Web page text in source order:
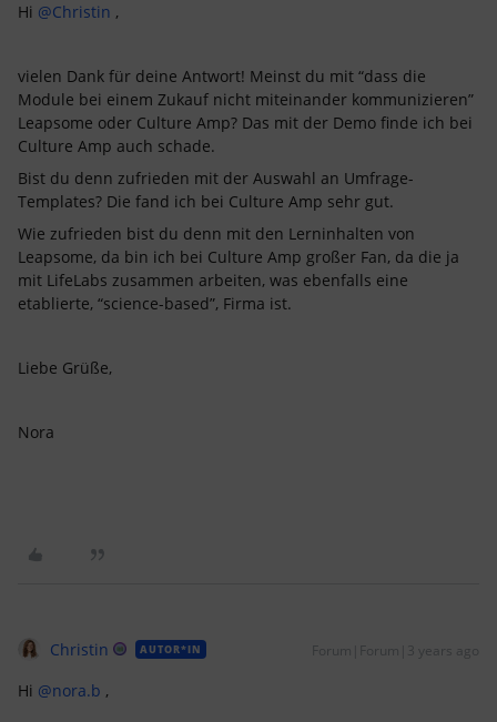
Hi @Christin ,
vielen Dank für deine Antwort! Meinst du mit “dass die
Module bei einem Zukauf nicht miteinander kommunizieren”
Leapsome oder Culture Amp? Das mit der Demo finde ich bei
Culture Amp auch schade.
Bist du denn zufrieden mit der Auswahl an Umfrage-
Templates? Die fand ich bei Culture Amp sehr gut.
Wie zufrieden bist du denn mit den Lerninhalten von
Leapsome, da bin ich bei Culture Amp großer Fan, da die ja
mit LifeLabs zusammen arbeiten, was ebenfalls eine
etablierte, “science-based”, Firma ist.
Liebe Grüße,
Nora
Christin AUTOR*IN Forum|Forum|3 years ago
Hi @nora.b ,